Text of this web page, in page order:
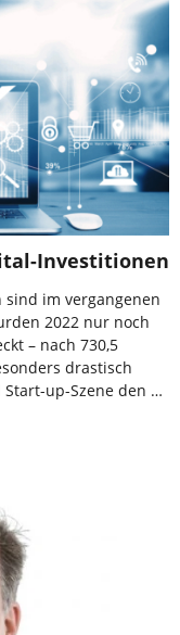
Investitionen
im vergangenen
2022 nur noch
– nach 730,5
drastisch
up-Szene den …